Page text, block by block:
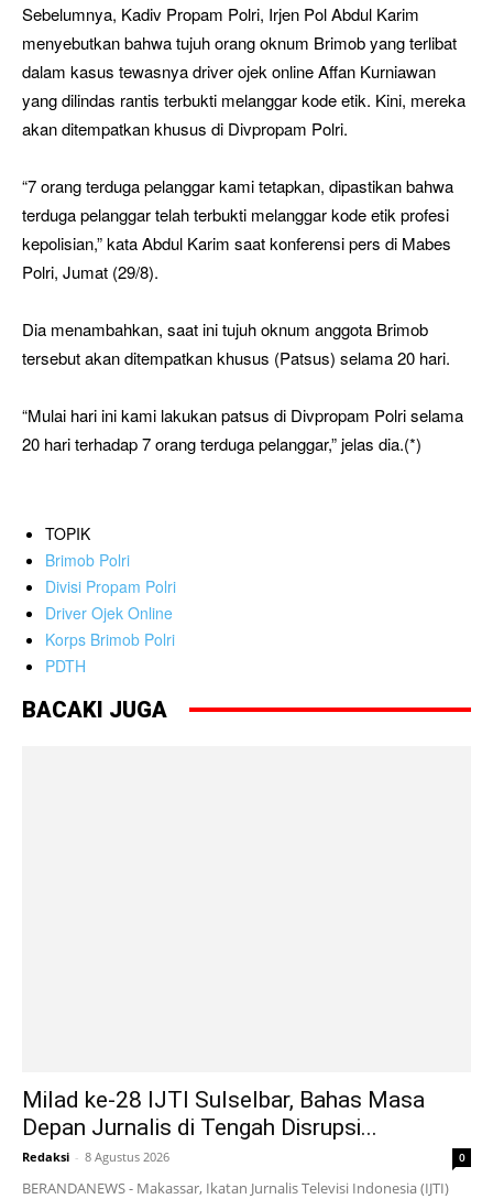
Sebelumnya, Kadiv Propam Polri, Irjen Pol Abdul Karim
menyebutkan bahwa tujuh orang oknum Brimob yang terlibat
dalam kasus tewasnya driver ojek online Affan Kurniawan
yang dilindas rantis terbukti melanggar kode etik. Kini, mereka
akan ditempatkan khusus di Divpropam Polri.
“7 orang terduga pelanggar kami tetapkan, dipastikan bahwa
terduga pelanggar telah terbukti melanggar kode etik profesi
kepolisian,” kata Abdul Karim saat konferensi pers di Mabes
Polri, Jumat (29/8).
Dia menambahkan, saat ini tujuh oknum anggota Brimob
tersebut akan ditempatkan khusus (Patsus) selama 20 hari.
“Mulai hari ini kami lakukan patsus di Divpropam Polri selama
20 hari terhadap 7 orang terduga pelanggar,” jelas dia.(*)
TOPIK
Brimob Polri
Divisi Propam Polri
Driver Ojek Online
Korps Brimob Polri
PDTH
BACAKI JUGA
Milad ke-28 IJTI Sulselbar, Bahas Masa
Depan Jurnalis di Tengah Disrupsi...
Redaksi - 8 Agustus 2026 0
BERANDANEWS - Makassar, Ikatan Jurnalis Televisi Indonesia (IJTI)